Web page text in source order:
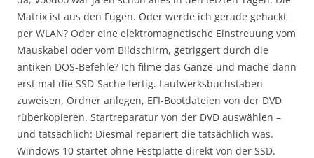
Matrix ist aus den Fugen. Oder werde ich gerade gehackt
per WLAN? Oder eine elektromagnetische Einstreuung vom
Mauskabel oder vom Bildschirm, getriggert durch die
antiken DOS-Befehle? Ich filme das Ganze und mache dann
erst mal die SSD-Sache fertig. Laufwerksbuchstaben
zuweisen, Ordner anlegen, EFI-Bootdateien von der DVD
rüberkopieren. Startreparatur von der DVD auswählen –
und tatsächlich: Diesmal repariert die tatsächlich was.
Windows 10 startet ohne Festplatte direkt von der SSD.